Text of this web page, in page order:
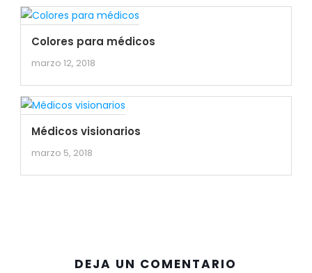
Colores para médicos
marzo 12, 2018
Médicos visionarios
marzo 5, 2018
DEJA UN COMENTARIO